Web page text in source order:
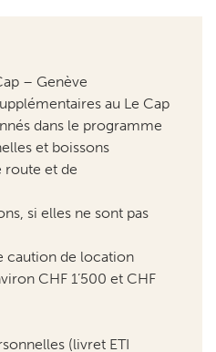
dans le programme
et boissons
route et de
si elles ne sont pas
de location
CHF 1’500 et CHF
(livret ETI
frais de guérison
(CHF 50.- membre TCS /
TCS)